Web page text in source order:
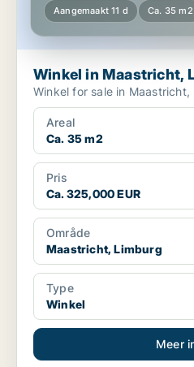
Aangemaakt 11 d Ca. 35 m2
Winkel in Maastricht,
Winkel for sale in Maastricht,
Areal
Ca. 35 m2
Pris
Ca. 325,000 EUR
Område
Maastricht, Limburg
Type
Winkel
Meer